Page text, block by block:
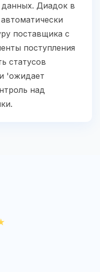
Диадок в
поставщика с
поступления
статусов
'ожидает
над